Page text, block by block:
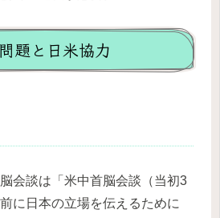
題と日米協力
会談は「米中首脳会談（当初3
に日本の立場を伝えるために